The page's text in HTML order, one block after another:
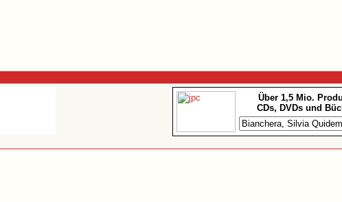
Über 1,5 Mio.
CDs, DVDs und